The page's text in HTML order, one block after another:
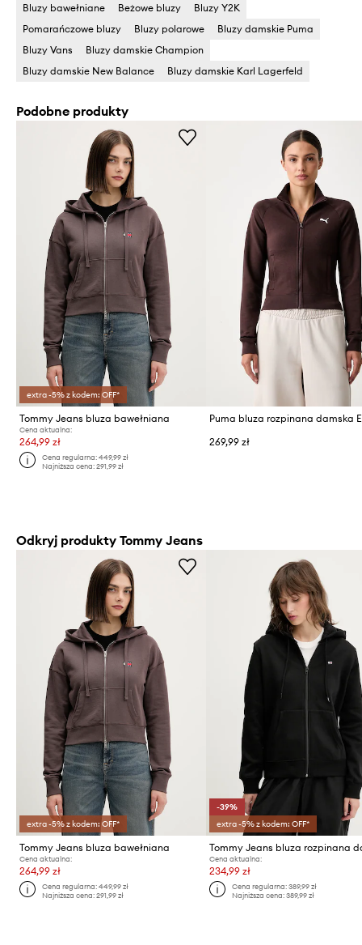
Bluzy bawełniane Beżowe bluzy
Bluzy Y2K
Pomarańczowe bluzy
Bluzy polarowe
Bluzy damskie Puma
Bluzy Vans
Bluzy damskie Champion
Bluzy damskie New Balance
Bluzy damskie Karl Lagerfeld
Podobne produkty
extra -5% z kodem: OFF*
Tommy Jeans bluza bawełniana
Cena aktualna:
264,99 zł
Cena regularna:449,99 zł
Najniższa cena:291,99 zł
269,99 zł
Odkryj produkty Tommy Jeans
extra -5% z kodem: OFF*
Tommy Jeans bluza bawełniana
Cena aktualna:
264,99 zł
Cena regularna:449,99 zł
Najniższa cena:291,99 zł
-39%
extra -5% z kodem: OFF*
Cena aktualna:
234,99 zł
Cena regularna: 389,99 zł
Najniższa cena: 389,99 zł